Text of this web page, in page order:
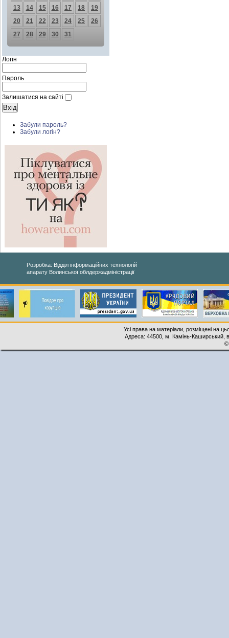
13
14 15 16 17 18
19
20
21 22 23 24 25
26
27
28 29 30 31
Логін
Пароль
Залишатися на сайті
Забули пароль?
Забули логін?
Розробка: Відділ інформаційних технологій
апарату Волинської облдержадміністрації
Усі права на матеріали, розміщені на
Адреса: 44500, м. Камінь-Каширський,
©